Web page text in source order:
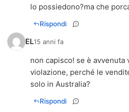
lo possiedono?ma che
Rispondi
EL15 anni fa
non capisco! se è avvenuta
violazione, perché le
solo in Australia?
Rispondi